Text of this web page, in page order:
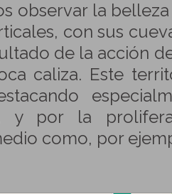
observar la
con sus
de la acción
caliza. Este
y por la
como, por